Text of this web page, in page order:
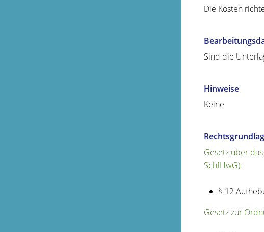
Die Kosten
Sind die
Hinweise
Keine
Gesetz über
SchfHwG):
§ 12
Gesetz zur